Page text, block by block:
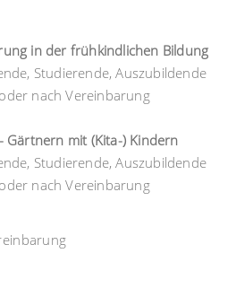
in der frühkindlichen Bildung
Studierende, Auszubildende
nach Vereinbarung
Gärtnern mit (Kita-) Kindern
Studierende, Auszubildende
nach Vereinbarung